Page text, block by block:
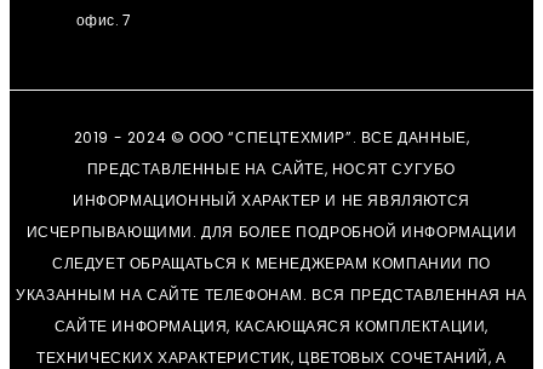
офис. 7
2019 - 2024 © ООО “СПЕЦТЕХМИР”. ВСЕ ДАННЫЕ,
ПРЕДСТАВЛЕННЫЕ НА САЙТЕ, НОСЯТ СУГУБО
ИНФОРМАЦИОННЫЙ ХАРАКТЕР И НЕ ЯВЯЛЯЮТСЯ
ИСЧЕРПЫВАЮЩИМИ. ДЛЯ БОЛЕЕ ПОДРОБНОЙ ИНФОРМАЦИИ
СЛЕДУЕТ ОБРАЩАТЬСЯ К МЕНЕДЖЕРАМ КОМПАНИИ ПО
УКАЗАННЫМ НА САЙТЕ ТЕЛЕФОНАМ. ВСЯ ПРЕДСТАВЛЕННАЯ НА
САЙТЕ ИНФОРМАЦИЯ, КАСАЮЩАЯСЯ КОМПЛЕКТАЦИИ,
ТЕХНИЧЕСКИХ ХАРАКТЕРИСТИК, ЦВЕТОВЫХ СОЧЕТАНИЙ, А